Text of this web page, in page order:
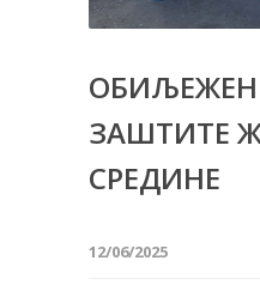
ЗАШТИТЕ
СРЕДИНЕ
12/06/2025